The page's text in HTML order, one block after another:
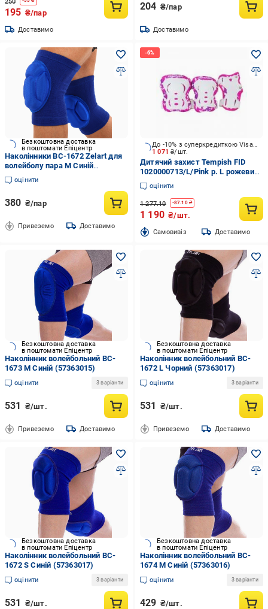
195 ₴/пар
Доставимо
204 ₴/пар
Доставимо
Безкоштовна доставка
в поштомати Епіцентр
Наколінники BC-1672 Zelart для
волейболу пара M Синій
(8585053830694)
оцінити
380 ₴/пар
Привеземо Доставимо
1 071₴/шт.
До -10% з суперкредиткою Visa Вигода
Дитячий захист Tempish FID
1020000713/L/Pink р. L рожевий
із білим
оцінити
1 277.10 -87.10₴
1 190 ₴/шт.
Cамовивіз Доставимо
Безкоштовна доставка
в поштомати Епіцентр
Наколінник волейбольний BC-
1673 M Синій (57363015)
оцінити 3 варіанти
531 ₴/шт.
Привеземо Доставимо
Безкоштовна доставка
в поштомати Епіцентр
Наколінник волейбольний BC-
1672 L Чорний (57363017)
оцінити 3 варіанти
531 ₴/шт.
Привеземо Доставимо
Безкоштовна доставка
в поштомати Епіцентр
Наколінник волейбольний BC-
1672 S Синій (57363017)
оцінити 3 варіанти
531 ₴/шт.
Безкоштовна доставка
в поштомати Епіцентр
Наколінник волейбольний BC-
1674 M Синій (57363016)
оцінити 3 варіанти
429 ₴/шт.